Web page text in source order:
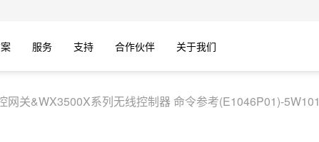
服务 支持 合作伙伴 关于我们
网关&WX3500X系列无线控制器 命令参考(E1046P01)-5W101